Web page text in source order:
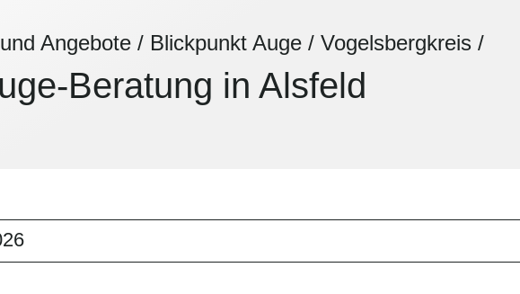
Angebote / Blickpunkt Auge / Vogelsbergkreis /
Beratung in Alsfeld